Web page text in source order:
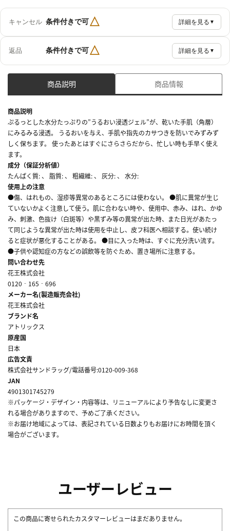
キャンセル 条件付きで可△ 詳細を見る ▼
返品 条件付きで可△ 詳細を見る ▼
商品説明 商品情報
商品説明
ぷるっとした水分たっぷりの”うるおい浸透ジェル”が、乾いた手肌（角層）
にみるみる浸透。 うるおいを与え、手肌や指先のカサつきを防いでみずみず
しく保ちます。 使ったあとはすぐにさらさらだから、忙しい時も手早く使え
ます。
成分（保証分析値）
たんぱく質: 、 脂質: 、 粗繊維: 、 灰分: 、 水分:
使用上の注意
●傷、はれもの、湿疹等異常のあるところには使わない。 ●肌に異常が生じ
ていないかよく注意して使う。肌に合わない時や、使用中、赤み、はれ、かゆ
み、刺激、色抜け（白斑等）や黒ずみ等の異常が出た時、また日光があたっ
て同じような異常が出た時は使用を中止し、皮フ科医へ相談する。使い続け
ると症状が悪化することがある。 ●目に入った時は、すぐに充分洗い流す。
●子供や認知症の方などの誤飲等を防ぐため、置き場所に注意する。
問い合わせ先
花王株式会社
0120‐165‐696
メーカー名(製造販売会社)
花王株式会社
ブランド名
アトリックス
原産国
日本
広告文責
株式会社サンドラッグ/電話番号:0120-009-368
JAN
4901301745279
※パッケージ・デザイン・内容等は、リニューアルにより予告なしに変更さ
れる場合がありますので、予めご了承ください。
※お届け地域によっては、表記されている日数よりもお届けにお時間を頂く
場合がございます。
ユーザーレビュー
この商品に寄せられたカスタマーレビューはまだありません。